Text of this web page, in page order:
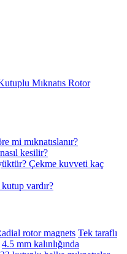
Mıknatıs Rotor
mi mıknatıslanır?
kesilir?
Çekme kuvveti kaç
vardır?
rotor magnets Tek taraflı
4.5 mm kalınlığında